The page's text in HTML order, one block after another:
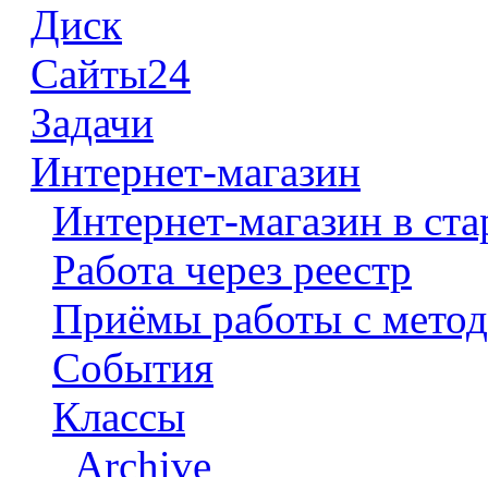
Диск
Сайты24
Задачи
Интернет-магазин
Интернет-магазин в
Работа через реестр
Приёмы работы с
События
Классы
Archive